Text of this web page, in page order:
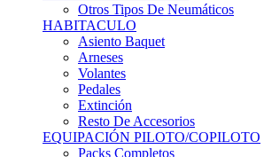
Otros Tipos De Neumáticos
HABITACULO
Asiento Baquet
Arneses
Volantes
Pedales
Extinción
Resto De Accesorios
EQUIPACIÓN PILOTO/COPILOTO
Packs Completos